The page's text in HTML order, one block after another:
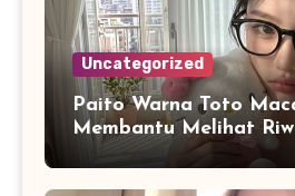
Uncategorized
Paito Warna Toto
Membantu Melihat
Secara Lebih Praktis